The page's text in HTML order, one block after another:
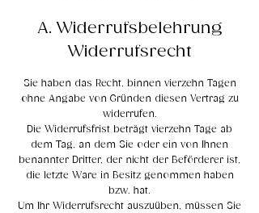
A. Widerrufsbelehrung
Widerrufsrecht
Sie haben das Recht, binnen vierzehn Tagen
ohne Angabe von Gründen diesen Vertrag zu
widerrufen.
Die Widerrufsfrist beträgt vierzehn Tage ab
dem Tag, an dem Sie oder ein von Ihnen
benannter Dritter, der nicht der Beförderer ist,
die letzte Ware in Besitz genommen haben
bzw. hat.
Um Ihr Widerrufsrecht auszuüben, müssen Sie